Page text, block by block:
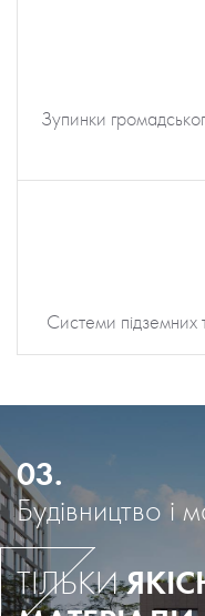
Зупинки
Системи підземних
03.
Будівництво і
ТІЛЬКИ